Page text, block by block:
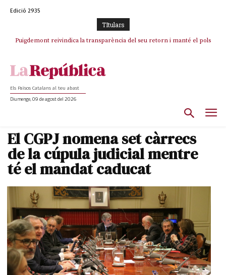
Edició 2935
TItulars
Puigdemont reivindica la transparència del seu retorn i manté el pols
Els Països Catalans al teu abast
Diumenge, 09 de agost del 2026
El CGPJ nomena set càrrecs
de la cúpula judicial mentre
té el mandat caducat